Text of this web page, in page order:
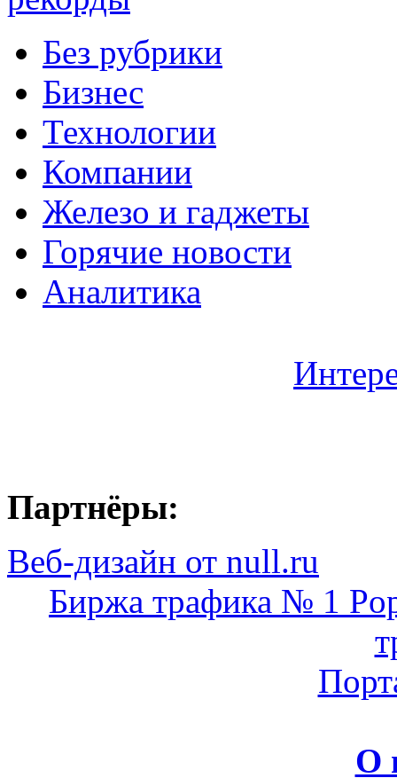
Без рубрики
Бизнес
Технологии
Компании
Железо и гаджеты
Горячие новости
Аналитика
Партнёры:
Веб-дизайн от null.ru
Биржа трафика № 1
О